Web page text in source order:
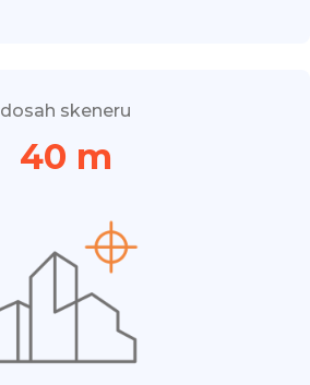
40 m
dosah skeneru